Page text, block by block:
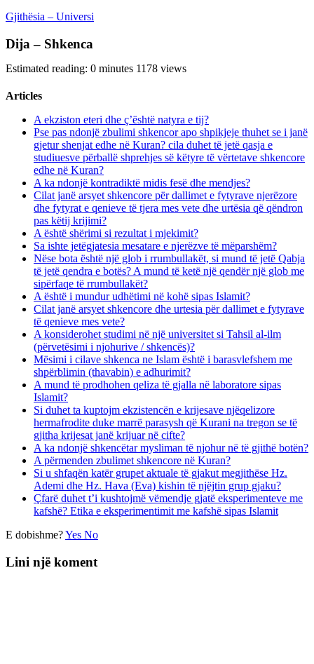
Gjithësia – Universi
Dija – Shkenca
Estimated reading: 0 minutes 1178 views
Articles
A ekziston eteri dhe ç’është natyra e tij?
Pse pas ndonjë zbulimi shkencor apo shpikjeje thuhet se i janë
gjetur shenjat edhe në Kuran? cila duhet të jetë qasja e
studiuesve përballë shprehjes së këtyre të vërtetave shkencore
edhe në Kuran?
A ka ndonjë kontradiktë midis fesë dhe mendjes?
Cilat janë arsyet shkencore për dallimet e fytyrave njerëzore
dhe fytyrat e qenieve të tjera mes vete dhe urtësia që qëndron
pas këtij krijimi?
A është shërimi si rezultat i mjekimit?
Sa ishte jetëgjatesia mesatare e njerëzve të mëparshëm?
Nëse bota është një glob i rrumbullakët, si mund të jetë Qabja
të jetë qendra e botës? A mund të ketë një qendër një glob me
sipërfaqe të rrumbullakët?
A është i mundur udhëtimi në kohë sipas Islamit?
Cilat janë arsyet shkencore dhe urtesia për dallimet e fytyrave
të qenieve mes vete?
A konsiderohet studimi në një universitet si Tahsil al-ilm
(përvetësimi i njohurive / shkencës)?
Mësimi i cilave shkenca ne Islam është i barasvlefshem me
shpërblimin (thavabin) e adhurimit?
A mund të prodhohen qeliza të gjalla në laboratore sipas
Islamit?
Si duhet ta kuptojm ekzistencën e krijesave njëqelizore
hermafrodite duke marrë parasysh që Kurani na tregon se të
gjitha krijesat janë krijuar në cifte?
A ka ndonjë shkencëtar mysliman të njohur në të gjithë botën?
A përmenden zbulimet shkencore në Kuran?
Si u shfaqën katër grupet aktuale të gjakut megjithëse Hz.
Ademi dhe Hz. Hava (Eva) kishin të njëjtin grup gjaku?
Çfarë duhet t’i kushtojmë vëmendje gjatë eksperimenteve me
kafshë? Etika e eksperimentimit me kafshë sipas Islamit
E dobishme?Yes No
Lini një koment